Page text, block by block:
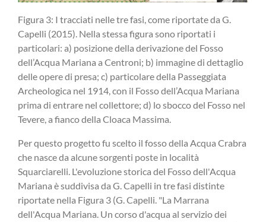
Figura 3: I tracciati nelle tre fasi, come riportate da G.
Capelli (2015). Nella stessa figura sono riportati i
particolari: a) posizione della derivazione del Fosso
dell’Acqua Mariana a Centroni; b) immagine di dettaglio
delle opere di presa; c) particolare della Passeggiata
Archeologica nel 1914, con il Fosso dell’Acqua Mariana
prima di entrare nel collettore; d) lo sbocco del Fosso nel
Tevere, a fianco della Cloaca Massima.
Per questo progetto fu scelto il fosso della Acqua Crabra
che nasce da alcune sorgenti poste in località
Squarciarelli. L'evoluzione storica del Fosso dell'Acqua
Mariana è suddivisa da G. Capelli in tre fasi distinte
riportate nella Figura 3 (G. Capelli. "La Marrana
dell'Acqua Mariana. Un corso d'acqua al servizio dei